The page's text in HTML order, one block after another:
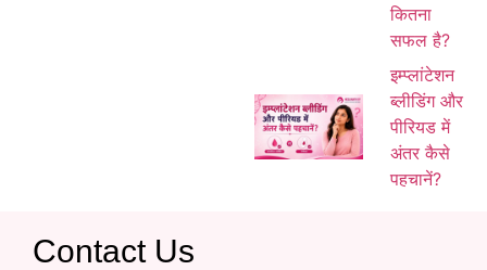
कितना
सफल है?
इम्प्लांटेशन
ब्लीडिंग और
पीरियड में
अंतर कैसे
पहचानें?
Contact Us